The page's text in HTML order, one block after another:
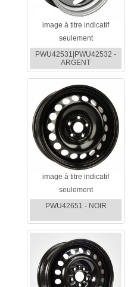
image à titre indicatif
seulement
PWU42531|PWU42532 -
ARGENT
image à titre indicatif
seulement
PWU42651 - NOIR